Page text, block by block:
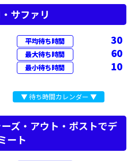
サファリ
平均待ち時間 30
最大待ち時間 60
最小待ち時間 10
▼ 待ち時間カレンダー ▼
ズ・アウト・ポストでデ
ート